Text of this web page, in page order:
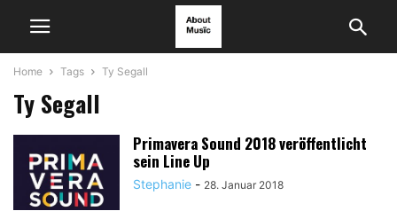
Home Tags Ty Segall
Ty Segall
Primavera Sound 2018 veröffentlicht
sein Line Up
Stephanie - 28. Januar 2018